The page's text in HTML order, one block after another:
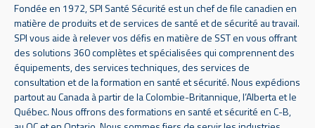
Fondée en 1972, SPI Santé Sécurité est un chef de file canadien en
matière de produits et de services de santé et de sécurité au travail.
SPI vous aide à relever vos défis en matière de SST en vous offrant
des solutions 360 complètes et spécialisées qui comprennent des
équipements, des services techniques, des services de
consultation et de la formation en santé et sécurité. Nous expédions
partout au Canada à partir de la Colombie-Britannique, l’Alberta et le
Québec. Nous offrons des formations en santé et sécurité en C-B,